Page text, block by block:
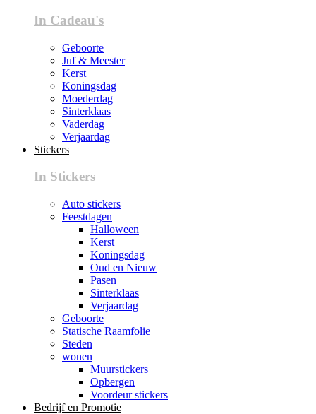
In Cadeau's
Geboorte
Juf & Meester
Kerst
Koningsdag
Moederdag
Sinterklaas
Vaderdag
Verjaardag
Stickers
In Stickers
Auto stickers
Feestdagen
Halloween
Kerst
Koningsdag
Oud en Nieuw
Pasen
Sinterklaas
Verjaardag
Geboorte
Statische Raamfolie
Steden
wonen
Muurstickers
Opbergen
Voordeur stickers
Bedrijf en Promotie